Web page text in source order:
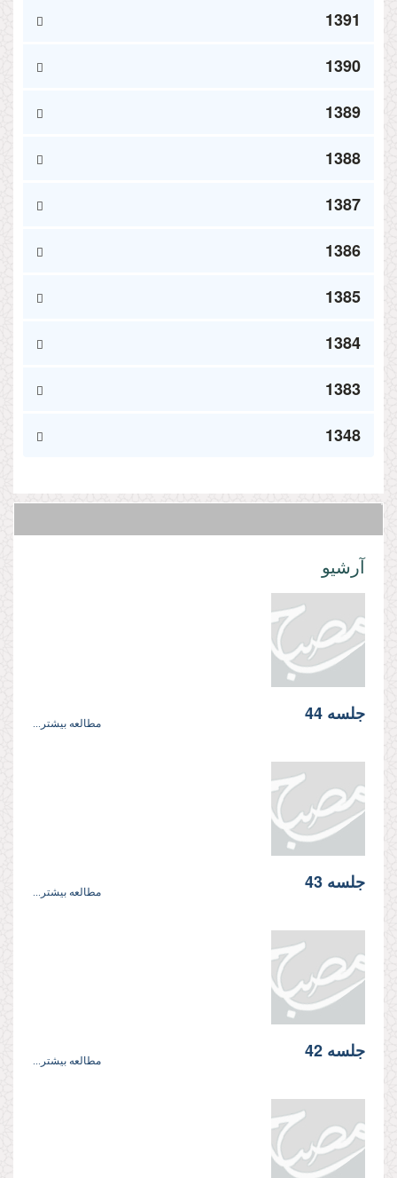
1391
1390
1389
1388
1387
1386
1385
1384
1383
1348
آرشیو
جلسه 44 مطالعه بیشتر...
جلسه 43 مطالعه بیشتر...
جلسه 42 مطالعه بیشتر...